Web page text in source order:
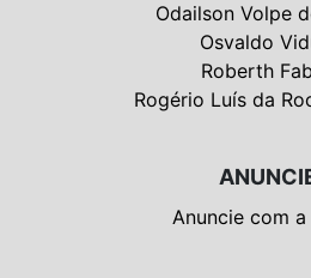
Odailson Volpe
Osvaldo
Roberth
Rogério Luís da
Anuncie com